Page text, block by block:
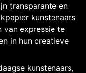
transparante en
kunstenaars
van expressie te
in hun creatieve
kunstenaars,